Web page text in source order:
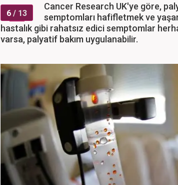
6 / 13
Cancer Research UK'ye göre,
semptomları hafifletmek ve
hastalık gibi rahatsız edici semptomlar
varsa, palyatif bakım uygulanabilir.